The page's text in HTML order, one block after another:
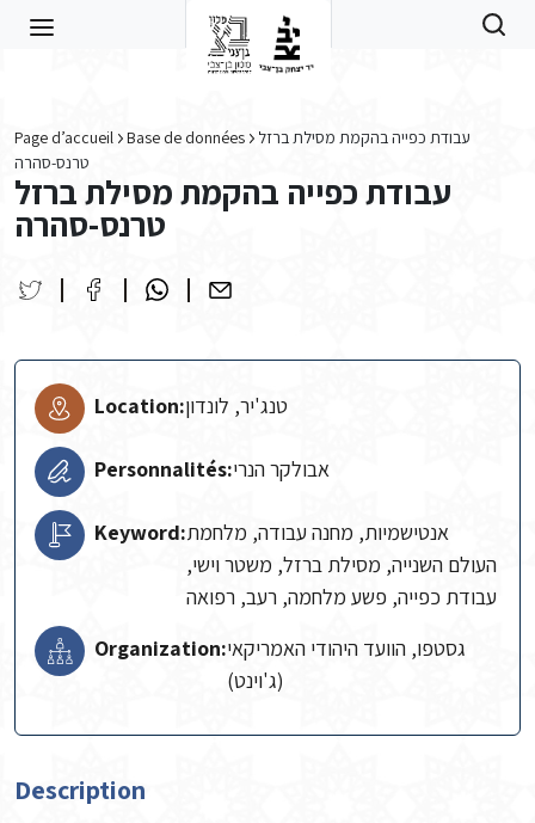
Page d’accueil Base de données
עבודת כפייה בהקמת מסילת ברזל
טרנס-סהרה
עבודת כפייה בהקמת מסילת ברזל
טרנס-סהרה
Location:טנג'יר, לונדון
Personnalités:אבולקר הנרי
Keyword:אנטישמיות, מחנה עבודה, מלחמת
העולם השנייה, מסילת ברזל, משטר וישי,
עבודת כפייה, פשע מלחמה, רעב, רפואה
Organization:גסטפו, הוועד היהודי האמריקאי
(ג'וינט)
Description